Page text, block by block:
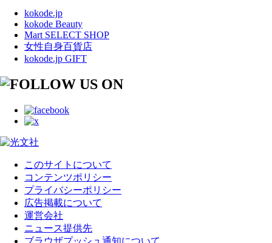
kokode.jp
kokode Beauty
Mart SELECT SHOP
女性自身百貨店
kokode.jp GIFT
このサイトについて
コンテンツポリシー
プライバシーポリシー
広告掲載について
運営会社
ニュース提供先
ブラウザプッシュ通知について